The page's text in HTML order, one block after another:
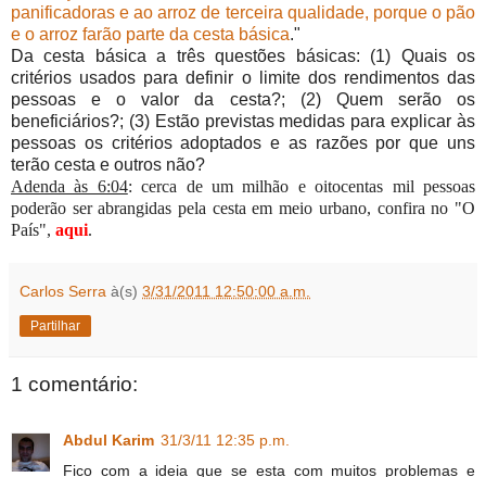
panificadoras e ao arroz de terceira qualidade, porque o pão
e o arroz farão parte da cesta básica."
Da cesta básica a três questões básicas: (1) Quais os
critérios usados para definir o limite dos rendimentos das
pessoas e o valor da cesta?; (2) Quem serão os
beneficiários?; (3) Estão previstas medidas para explicar às
pessoas os critérios adoptados e as razões por que uns
terão cesta e outros não?
Adenda às 6:04: cerca de um milhão e oitocentas mil pessoas
poderão ser abrangidas pela cesta em meio urbano, confira no "O
País", aqui.
Carlos Serra à(s) 3/31/2011 12:50:00 a.m.
Partilhar
1 comentário:
Abdul Karim 31/3/11 12:35 p.m.
Fico com a ideia que se esta com muitos problemas e